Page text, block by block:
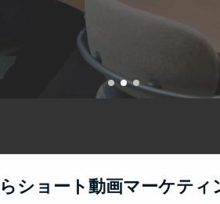
ショート動画マーケテ